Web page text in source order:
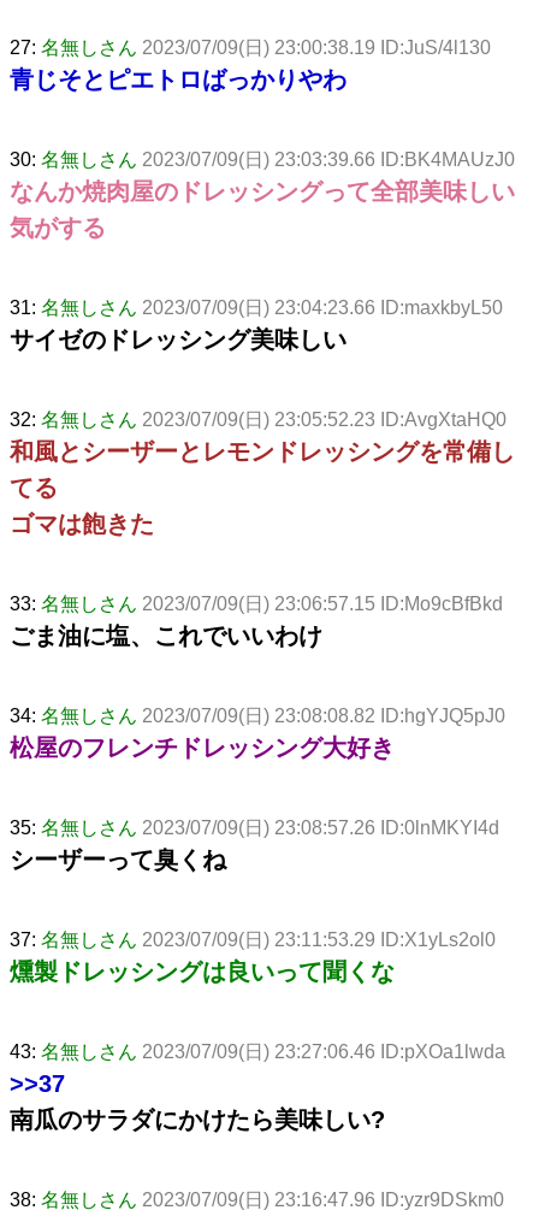
27: 名無しさん 2023/07/09(日) 23:00:38.19 ID:JuS/4l130
青じそとピエトロばっかりやわ
30: 名無しさん 2023/07/09(日) 23:03:39.66 ID:BK4MAUzJ0
なんか焼肉屋のドレッシングって全部美味しい
気がする
31: 名無しさん 2023/07/09(日) 23:04:23.66 ID:maxkbyL50
サイゼのドレッシング美味しい
32: 名無しさん 2023/07/09(日) 23:05:52.23 ID:AvgXtaHQ0
和風とシーザーとレモンドレッシングを常備し
てる
ゴマは飽きた
33: 名無しさん 2023/07/09(日) 23:06:57.15 ID:Mo9cBfBkd
ごま油に塩、これでいいわけ
34: 名無しさん 2023/07/09(日) 23:08:08.82 ID:hgYJQ5pJ0
松屋のフレンチドレッシング大好き
35: 名無しさん 2023/07/09(日) 23:08:57.26 ID:0lnMKYI4d
シーザーって臭くね
37: 名無しさん 2023/07/09(日) 23:11:53.29 ID:X1yLs2ol0
燻製ドレッシングは良いって聞くな
43: 名無しさん 2023/07/09(日) 23:27:06.46 ID:pXOa1lwda
>>37
南瓜のサラダにかけたら美味しい?
38: 名無しさん 2023/07/09(日) 23:16:47.96 ID:yzr9DSkm0